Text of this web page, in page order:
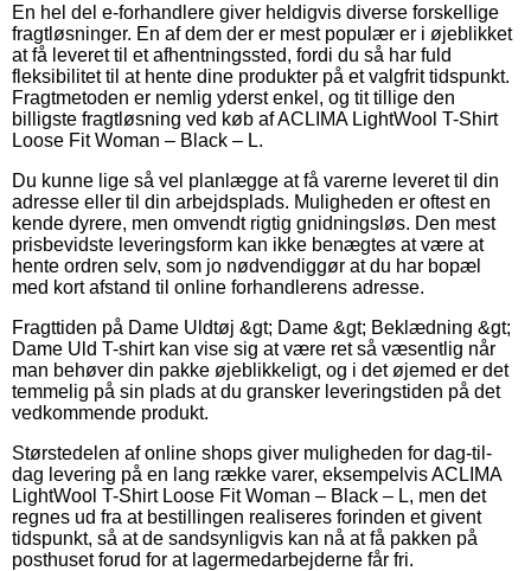
En hel del e-forhandlere giver heldigvis diverse forskellige
fragtløsninger. En af dem der er mest populær er i øjeblikket
at få leveret til et afhentningssted, fordi du så har fuld
fleksibilitet til at hente dine produkter på et valgfrit tidspunkt.
Fragtmetoden er nemlig yderst enkel, og tit tillige den
billigste fragtløsning ved køb af ACLIMA LightWool T-Shirt
Loose Fit Woman – Black – L.
Du kunne lige så vel planlægge at få varerne leveret til din
adresse eller til din arbejdsplads. Muligheden er oftest en
kende dyrere, men omvendt rigtig gnidningsløs. Den mest
prisbevidste leveringsform kan ikke benægtes at være at
hente ordren selv, som jo nødvendiggør at du har bopæl
med kort afstand til online forhandlerens adresse.
Fragttiden på Dame Uldtøj &gt; Dame &gt; Beklædning &gt;
Dame Uld T-shirt kan vise sig at være ret så væsentlig når
man behøver din pakke øjeblikkeligt, og i det øjemed er det
temmelig på sin plads at du gransker leveringstiden på det
vedkommende produkt.
Størstedelen af online shops giver muligheden for dag-til-
dag levering på en lang række varer, eksempelvis ACLIMA
LightWool T-Shirt Loose Fit Woman – Black – L, men det
regnes ud fra at bestillingen realiseres forinden et givent
tidspunkt, så at de sandsynligvis kan nå at få pakken på
posthuset forud for at lagermedarbejderne får fri.